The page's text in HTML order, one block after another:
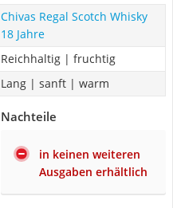
Chivas Regal Scotch Whisky
18 Jahre
Reichhaltig | fruchtig
Lang | sanft | warm
Nachteile
in keinen weiteren
Ausgaben erhältlich